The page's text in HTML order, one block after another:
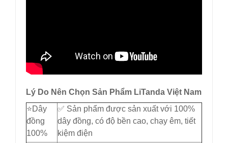
Lý Do Nên Chọn Sản Phẩm LiTanda Việt Nam
⭐️Dây
đồng
100%
✅ Sản phẩm được sản xuất với 100%
dây đồng, có độ bền cao, chạy êm, tiết
kiệm điện